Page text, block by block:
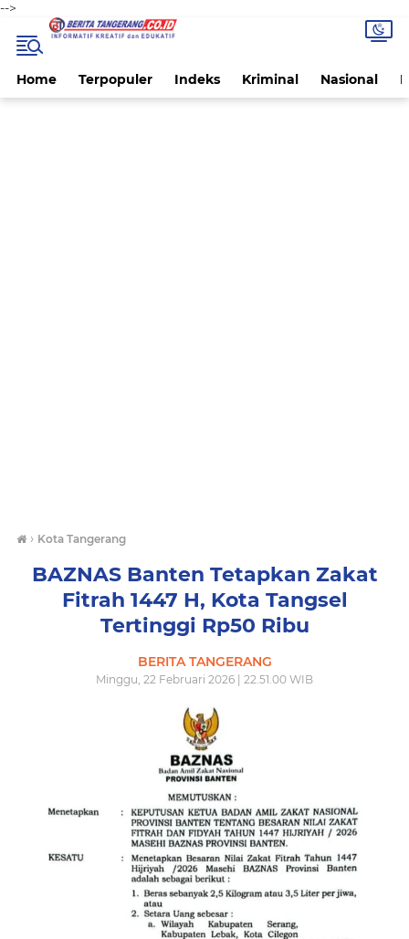
-->
Home Terpopuler Indeks Kriminal Nasional
› Kota Tangerang
BAZNAS Banten Tetapkan Zakat
Fitrah 1447 H, Kota Tangsel
Tertinggi Rp50 Ribu
BERITA TANGERANG
Minggu, 22 Februari 2026 | 22.51.00 WIB